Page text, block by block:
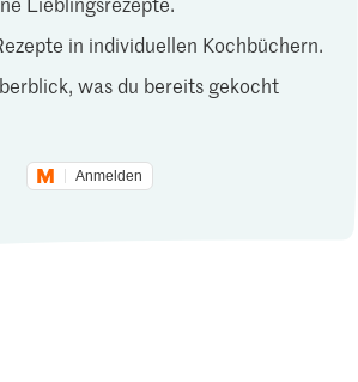
in individuellen Kochbüchern.
was du bereits gekocht
Anmelden